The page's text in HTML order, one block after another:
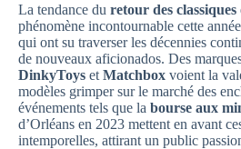
La tendance du retour des classiques
phénomène incontournable cette
qui ont su traverser les décennies
de nouveaux aficionados. Des
DinkyToys et Matchbox voient la
modèles grimper sur le marché des
événements tels que la bourse aux
d’Orléans en 2023 mettent en avant
intemporelles, attirant un public